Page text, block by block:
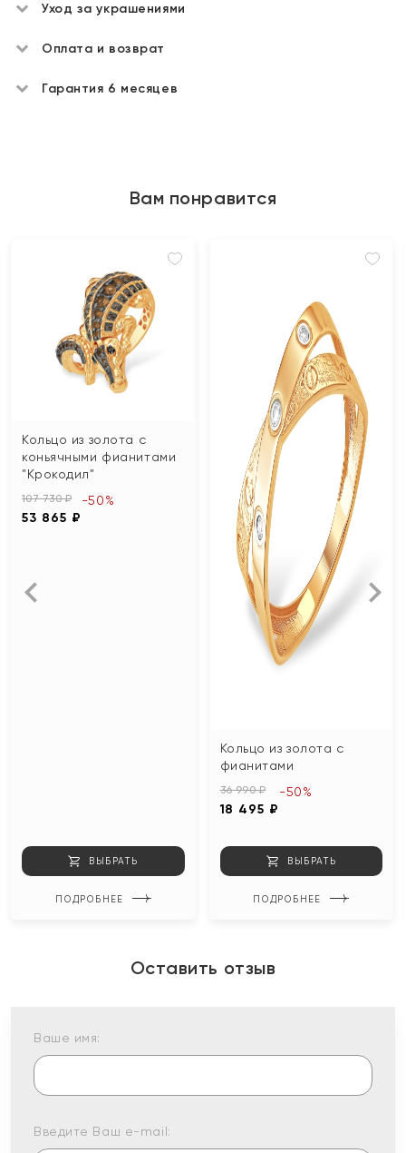
Уход за украшениями
Оплата и возврат
Гарантия 6 месяцев
Вам понравится
Кольцо из золота с
коньячными фианитами
"Крокодил"
107 730 ₽
53 865 ₽
-50%
ВЫБРАТЬ
ПОДРОБНЕЕ
Кольцо из золота с
фианитами
36 990 ₽
18 495 ₽
-50%
ВЫБРАТЬ
ПОДРОБНЕЕ
Оставить отзыв
Ваше имя:
Введите Ваш e-mail: